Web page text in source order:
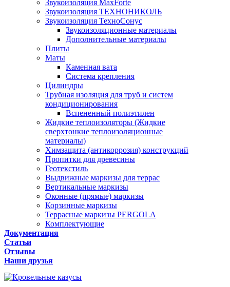
Звукоизоляция MaxForte
Звукоизоляция ТЕХНОНИКОЛЬ
Звукоизоляция ТехноСонус
Звукоизоляционные материалы
Дополнительные материалы
Плиты
Маты
Каменная вата
Система крепления
Цилиндры
Трубная изоляция для труб и систем
кондиционирования
Вспененный полиэтилен
Жидкие теплоизоляторы (Жидкие
сверхтонкие теплоизоляционные
материалы)
Химзащита (антикоррозия) конструкций
Пропитки для древесины
Геотекстиль
Выдвижные маркизы для террас
Вертикальные маркизы
Оконные (прямые) маркизы
Корзинные маркизы
Террасные маркизы PERGOLA
Комплектующие
Документация
Статьи
Отзывы
Наши друзья